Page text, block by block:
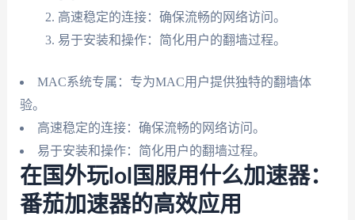
高速稳定的连接：确保流畅的网络访问。
易于安装和操作：简化用户的翻墙过程。
MAC系统专属：专为MAC用户提供独特的翻墙体
验。
高速稳定的连接：确保流畅的网络访问。
易于安装和操作：简化用户的翻墙过程。
在国外玩lol国服用什么加速器：
番茄加速器的高效应用